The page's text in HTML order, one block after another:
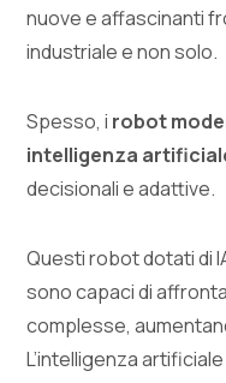
nuove e affascinanti
industriale e non solo.
Spesso, i robot
intelligenza
decisionali e adattive.
Questi robot dotati di
sono capaci di
complesse,
L’intelligenza